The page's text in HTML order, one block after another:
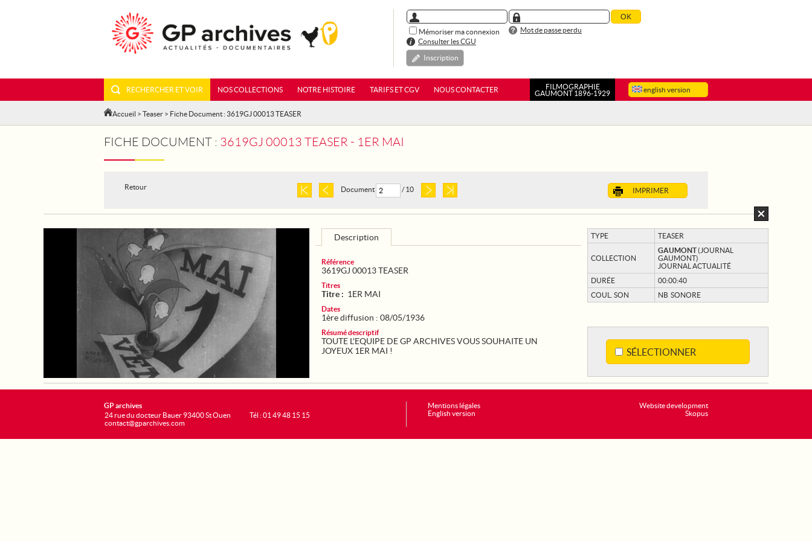
Mémoriser ma connexion
Mot de passe perdu
Consulter les CGU
Inscription
english version
RECHERCHER ET VOIR NOS COLLECTIONS NOTRE HISTOIRE TARIFS ET CGV NOUS CONTACTER
FILMOGRAPHIE
GAUMONT 1896-1929
Accueil > Teaser > Fiche Document : 3619GJ 00013 TEASER
FICHE DOCUMENT : 3619GJ 00013 TEASER - 1ER MAI
Retour IMPRIMER
Document / 10
TYPE TEASER
COLLECTION
GAUMONT(JOURNAL
GAUMONT)
JOURNAL ACTUALITÉ
DURÉE
00:00:40
COUL. SON
NB SONORE
SÉLECTIONNER
Description
Référence
3619GJ 00013 TEASER
Titres
Titre : 1ER MAI
Dates
1ère diffusion : 08/05/1936
Résumé descriptif
TOUTE L'EQUIPE DE GP ARCHIVES VOUS SOUHAITE UN
JOYEUX 1ER MAI !
Website development
Skopus
GP archives
24 rue du docteur Bauer 93400 St Ouen
contact@gparchives.com
Tél : 01 49 48 15 15
Mentions légales
English version